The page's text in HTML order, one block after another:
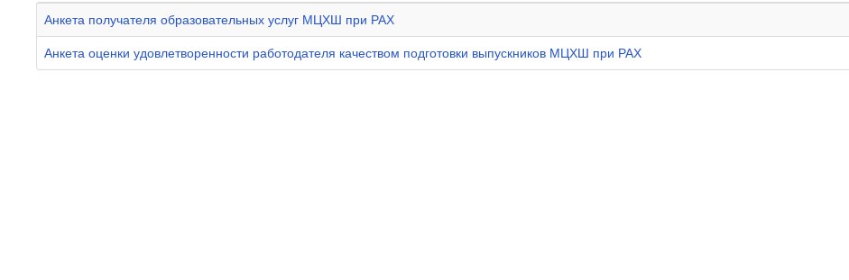
Анкета получателя образовательных услуг МЦХШ при РАХ
Анкета оценки удовлетворенности работодателя качеством подготовки выпускников МЦХШ при РАХ